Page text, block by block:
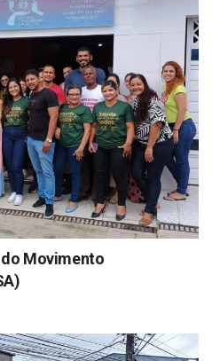
Movimento